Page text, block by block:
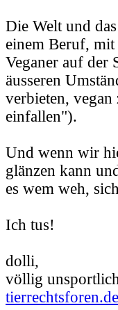
Die Welt und
einem Beruf,
Veganer auf der
äusseren
verbieten,
einfallen").
Und wenn wir
glänzen kann
es wem weh,
Ich tus!
dolli,
völlig